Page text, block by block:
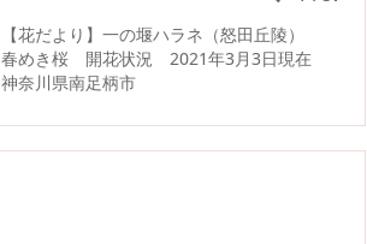
【花だより】一の堰ハラネ（怒田丘陵）
春めき桜 開花状況 2021年3月3日現在
神奈川県南足柄市